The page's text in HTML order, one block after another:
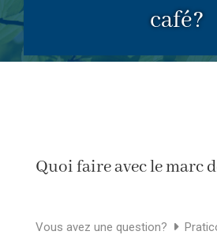
café?
Quoi faire avec le marc
Vous avez une question?